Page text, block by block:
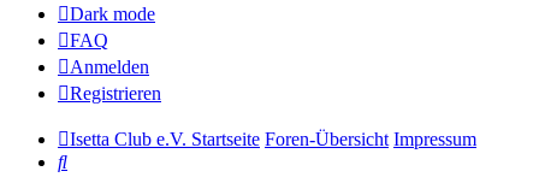
Dark mode
FAQ
Anmelden
Registrieren
Isetta Club e.V. Startseite Foren-Übersicht Impressum
Suche